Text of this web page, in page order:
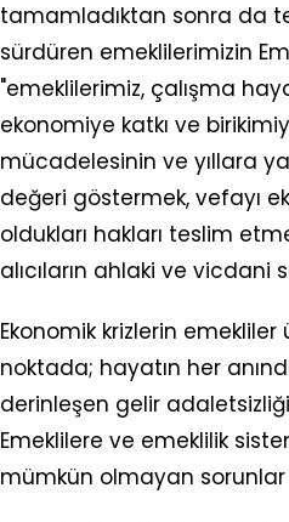
tamamladıktan sonra da
sürdüren emeklilerimizin
"emeklilerimiz, çalışma
ekonomiye katkı ve
mücadelesinin ve yıllara
değeri göstermek, vefayı
oldukları hakları teslim
alıcıların ahlaki ve
Ekonomik krizlerin
noktada; hayatın her
derinleşen gelir
Emeklilere ve emeklilik
mümkün olmayan